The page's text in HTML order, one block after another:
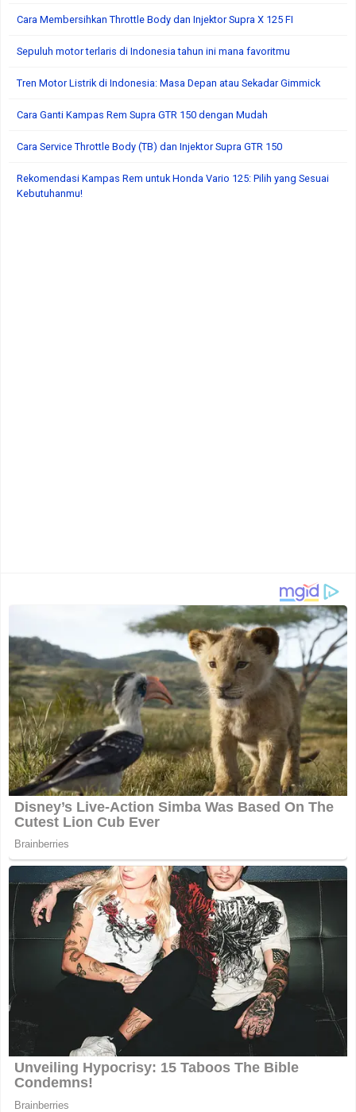
Cara Membersihkan Throttle Body dan Injektor Supra X 125 FI
Sepuluh motor terlaris di Indonesia tahun ini mana favoritmu
Tren Motor Listrik di Indonesia: Masa Depan atau Sekadar Gimmick
Cara Ganti Kampas Rem Supra GTR 150 dengan Mudah
Cara Service Throttle Body (TB) dan Injektor Supra GTR 150
Rekomendasi Kampas Rem untuk Honda Vario 125: Pilih yang Sesuai
Kebutuhanmu!